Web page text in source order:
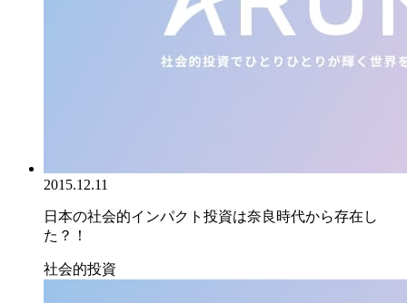
2015.12.11
日本の社会的インパクト投資は奈良時代から存在し
た？！
社会的投資